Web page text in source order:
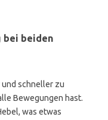
bei beiden
schneller zu
Bewegungen hast.
was etwas